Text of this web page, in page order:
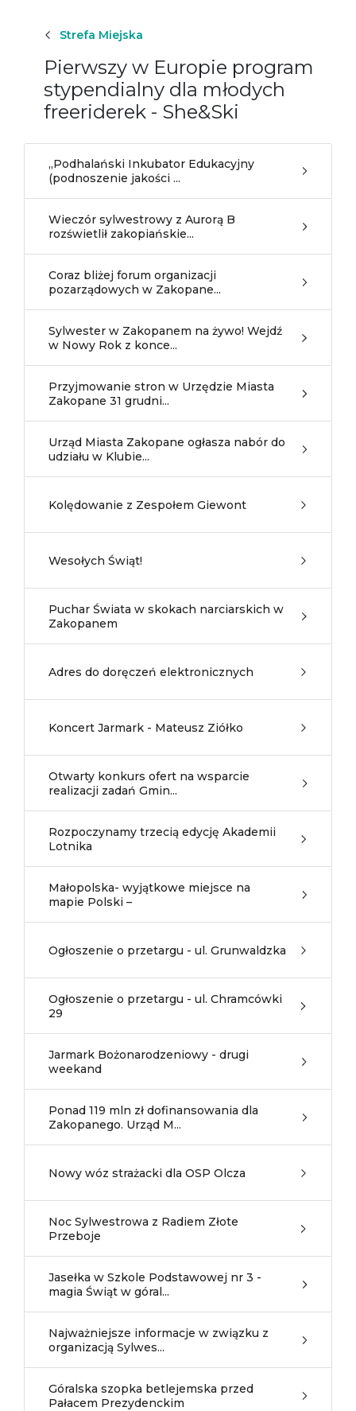
Strefa Miejska
Pierwszy w Europie program
stypendialny dla młodych
freeriderek - She&Ski
„Podhalański Inkubator Edukacyjny
(podnoszenie jakości ...
Wieczór sylwestrowy z Aurorą B
rozświetlił zakopiańskie...
Coraz bliżej forum organizacji
pozarządowych w Zakopane...
Sylwester w Zakopanem na żywo! Wejdź
w Nowy Rok z konce...
Przyjmowanie stron w Urzędzie Miasta
Zakopane 31 grudni...
Urząd Miasta Zakopane ogłasza nabór do
udziału w Klubie...
Kolędowanie z Zespołem Giewont
Wesołych Świąt!
Puchar Świata w skokach narciarskich w
Zakopanem
Adres do doręczeń elektronicznych
Koncert Jarmark - Mateusz Ziółko
Otwarty konkurs ofert na wsparcie
realizacji zadań Gmin...
Rozpoczynamy trzecią edycję Akademii
Lotnika
Małopolska- wyjątkowe miejsce na
mapie Polski –
Ogłoszenie o przetargu - ul. Grunwaldzka
Ogłoszenie o przetargu - ul. Chramcówki
29
Jarmark Bożonarodzeniowy - drugi
weekand
Ponad 119 mln zł dofinansowania dla
Zakopanego. Urząd M...
Nowy wóz strażacki dla OSP Olcza
Noc Sylwestrowa z Radiem Złote
Przeboje
Jasełka w Szkole Podstawowej nr 3 -
magia Świąt w góral...
Najważniejsze informacje w związku z
organizacją Sylwes...
Góralska szopka betlejemska przed
Pałacem Prezydenckim